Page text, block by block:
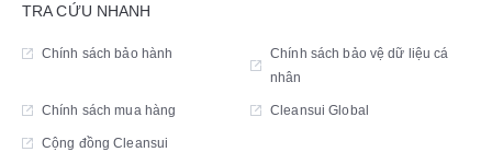
TRA CỨU NHANH
Chính sách bảo hành
Chính sách bảo vệ dữ liệu cá
nhân
Chính sách mua hàng Cleansui Global
Cộng đồng Cleansui